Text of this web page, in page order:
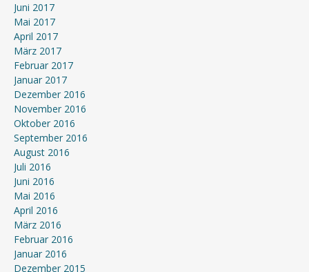
Juni 2017
Mai 2017
April 2017
März 2017
Februar 2017
Januar 2017
Dezember 2016
November 2016
Oktober 2016
September 2016
August 2016
Juli 2016
Juni 2016
Mai 2016
April 2016
März 2016
Februar 2016
Januar 2016
Dezember 2015